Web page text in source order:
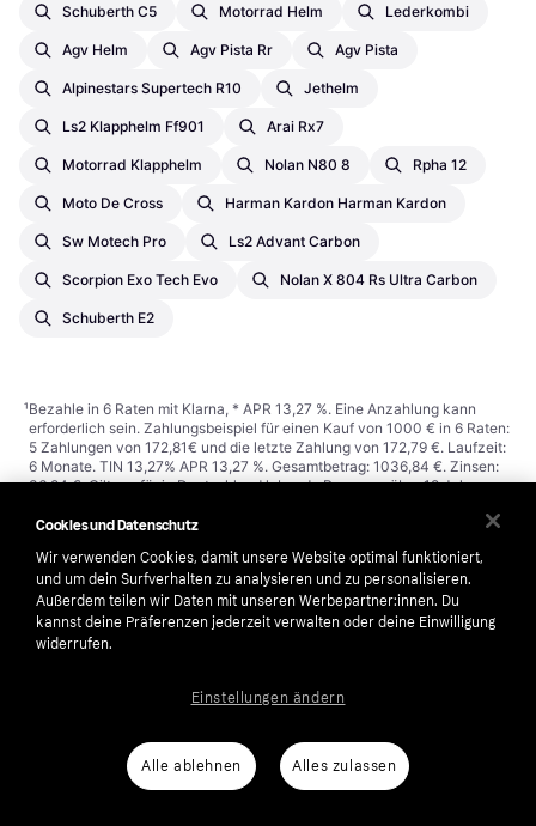
Schuberth C5 Motorrad Helm Lederkombi
Agv Helm Agv Pista Rr Agv Pista
Alpinestars Supertech R10 Jethelm
Ls2 Klapphelm Ff901 Arai Rx7
Motorrad Klapphelm Nolan N80 8 Rpha 12
Moto De Cross Harman Kardon Harman Kardon
Sw Motech Pro Ls2 Advant Carbon
Scorpion Exo Tech Evo Nolan X 804 Rs Ultra Carbon
Schuberth E2
¹Bezahle in 6 Raten mit Klarna, * APR 13,27 %. Eine Anzahlung kann
erforderlich sein. Zahlungsbeispiel für einen Kauf von 1000 € in 6 Raten:
5 Zahlungen von 172,81€ und die letzte Zahlung von 172,79 €. Laufzeit:
6 Monate. TIN 13,27% APR 13,27 %. Gesamtbetrag: 1036,84 €. Zinsen:
36,84 €. Gilt nur für in Deutschland lebende Personen über 18 Jahre.
Höchstbetrag abhängig von der Bonitätsprüfung. Kreditgeber: Klarna
0431. Siehe Bedingungen und weitere Informationen unter
https://www.klarna.com/de/agb/.
Vorbehaltlich Kreditwürdigkeitsprüfung.
Anti-Geldwäsche
Auto-Track
Cookies und Datenschutz
Wir verwenden Cookies, damit unsere Website optimal funktioniert,
und um dein Surfverhalten zu analysieren und zu personalisieren.
Außerdem teilen wir Daten mit unseren Werbepartner:innen. Du
kannst deine Präferenzen jederzeit verwalten oder deine Einwilligung
widerrufen.
Alle ablehnen Alles zulassen
Einstellungen ändern